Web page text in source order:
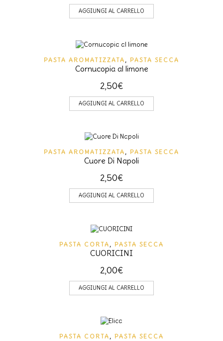
AGGIUNGI AL CARRELLO
PASTA AROMATIZZATA , PASTA SECCA
Cornucopia al limone
2,50€
AGGIUNGI AL CARRELLO
PASTA AROMATIZZATA , PASTA SECCA
Cuore Di Napoli
2,50€
AGGIUNGI AL CARRELLO
PASTA CORTA , PASTA SECCA
CUORICINI
2,00€
AGGIUNGI AL CARRELLO
PASTA CORTA , PASTA SECCA